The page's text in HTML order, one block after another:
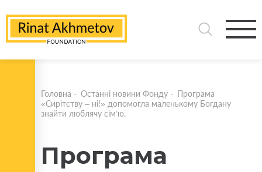
Головна - Останні новини Фонду - Програма
«Сирітству – ні!» допомогла маленькому Богдану
знайти люблячу сім’ю.
Програма